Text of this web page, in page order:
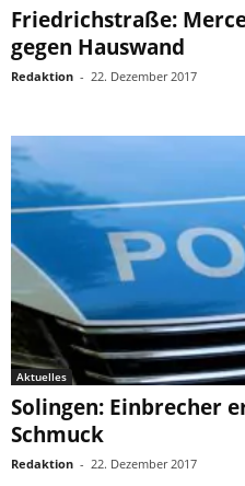
Friedrichstraße:
gegen Hauswand
Redaktion - 22. Dezember 2017
Aktuelles
Solingen: Einbrecher
Schmuck
Redaktion - 22. Dezember 2017